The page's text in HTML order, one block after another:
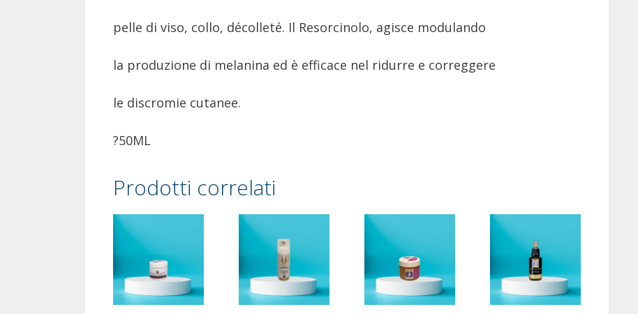
pelle di viso, collo, décolleté. Il Resorcinolo, agisce modulando
la produzione di melanina ed è efficace nel ridurre e correggere
le discromie cutanee.
?50ML
Prodotti correlati